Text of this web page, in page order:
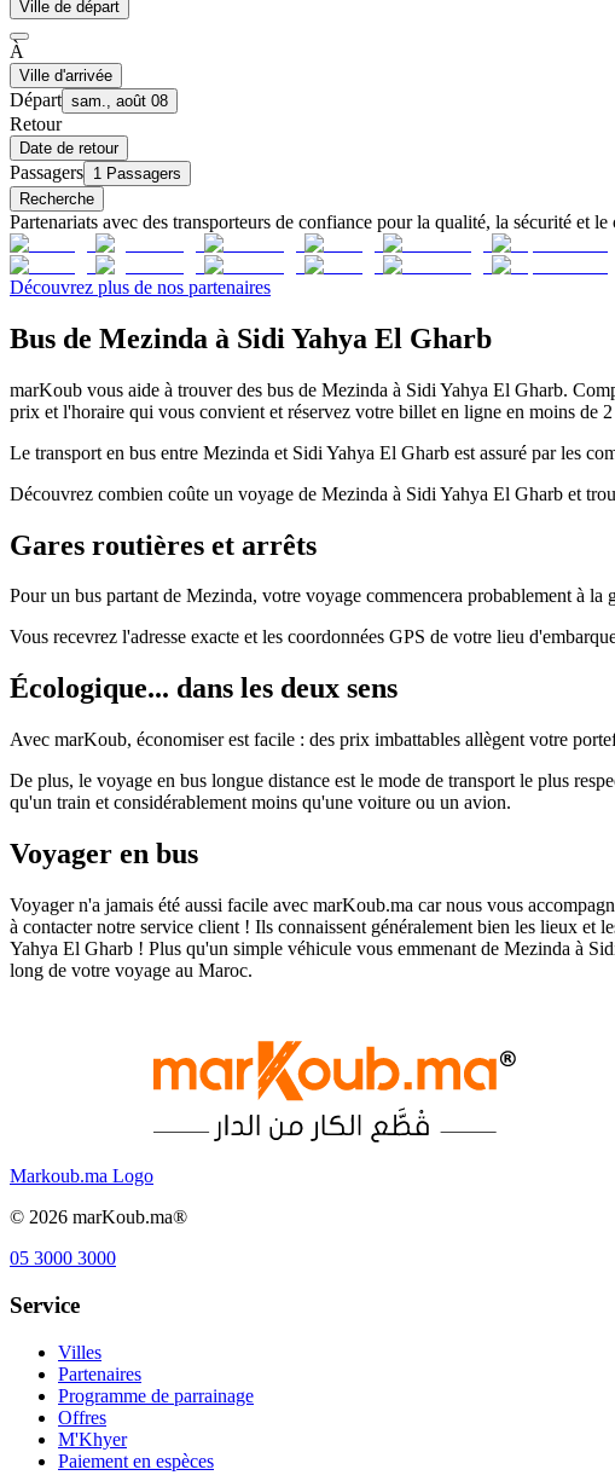
Ville de départ
À
Ville d'arrivée
Départ sam., août 08
Retour
Date de retour
Passagers 1 Passagers
Recherche
Partenariats avec des transporteurs de confiance pour la qualité, la sécurité et le
Découvrez plus de nos partenaires
Bus de Mezinda à Sidi Yahya El Gharb
marKoub vous aide à trouver des bus de Mezinda à Sidi Yahya El Gharb.
prix et l'horaire qui vous convient et réservez votre billet en ligne en moins de
Le transport en bus entre Mezinda et Sidi Yahya El Gharb est assuré par les
Découvrez combien coûte un voyage de Mezinda à Sidi Yahya El Gharb et
Gares routières et arrêts
Pour un bus partant de Mezinda, votre voyage commencera probablement à
Vous recevrez l'adresse exacte et les coordonnées GPS de votre lieu
Écologique... dans les deux sens
Avec marKoub, économiser est facile : des prix imbattables allègent votre
De plus, le voyage en bus longue distance est le mode de transport le plus
qu'un train et considérablement moins qu'une voiture ou un avion.
Voyager en bus
Voyager n'a jamais été aussi facile avec marKoub.ma car nous vous
à contacter notre service client ! Ils connaissent généralement bien les lieux et
Yahya El Gharb ! Plus qu'un simple véhicule vous emmenant de Mezinda à
long de votre voyage au Maroc.
Markoub.ma Logo
© 2026 marKoub.ma®
05 3000 3000
Service
Villes
Partenaires
Programme de parrainage
Offres
M'Khyer
Paiement en espèces